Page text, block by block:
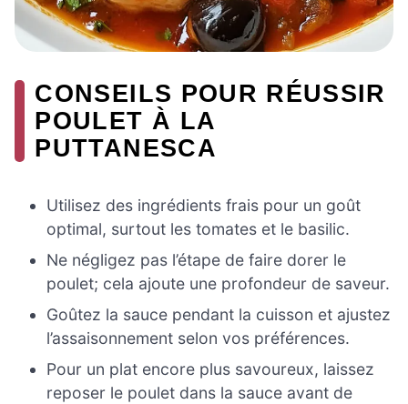
CONSEILS POUR RÉUSSIR
POULET À LA
PUTTANESCA
Utilisez des ingrédients frais pour un goût
optimal, surtout les tomates et le basilic.
Ne négligez pas l’étape de faire dorer le
poulet; cela ajoute une profondeur de saveur.
Goûtez la sauce pendant la cuisson et ajustez
l’assaisonnement selon vos préférences.
Pour un plat encore plus savoureux, laissez
reposer le poulet dans la sauce avant de